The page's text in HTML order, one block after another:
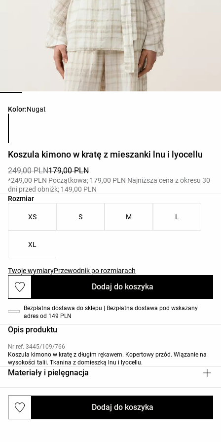
Kolor:Nugat
Lista kolorów produktu
Koszula kimono w kratę z mieszanki lnu i lyocellu
249,00 PLN179,00 PLN
*249,00 PLN Początkowa; 179,00 PLN Najniższa cena z okresu 30
dni przed obniżk; 149,00 PLN
Rozmiar
Lista rozmiarów produktu
XS S M L
XL
Twoje wymiaryPrzewodnik po rozmiarach
Dodaj do koszyka
Dodaj do koszyka
Bezpłatna dostawa do sklepu | Bezpłatna dostawa pod wskazany
adres od 149 PLN
Opis produktu
Nr ref. 3445/109/766
Koszula kimono w kratę z długim rękawem. Kopertowy przód. Wiązanie na
wysokości talii. Tkanina z domieszką lnu i lyocellu.
Materiały i pielęgnacja
Wysyłki i zwroty